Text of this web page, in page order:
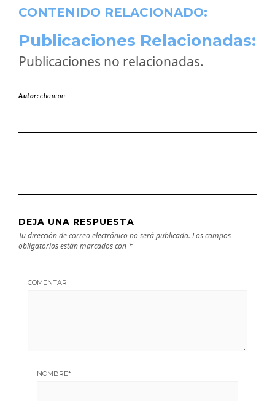
CONTENIDO RELACIONADO:
Publicaciones Relacionadas:
Publicaciones no relacionadas.
Autor:chomon
DEJA UNA RESPUESTA
Tu dirección de correo electrónico no será publicada. Los campos
obligatorios están marcados con *
COMENTAR
NOMBRE*